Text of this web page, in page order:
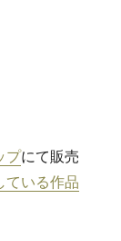
プにて販売
ている作品